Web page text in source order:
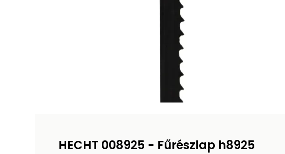
HECHT 008925 - Fűrészlap h8925